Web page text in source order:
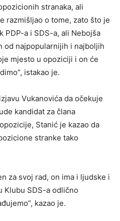
stranaka, ali
razmišljao o tome, zato što je
PDP-a i SDS-a, ali Nebojša
od najpopularnijih i najboljih
mjesto u opoziciji i on će
istakao je.
Vukanovića da očekuje
kandidat za člana
Stanić je kazao da
stranke tako
za svoj rad, on ima i ljudske i
Klubu SDS-a odlično
kazao je.